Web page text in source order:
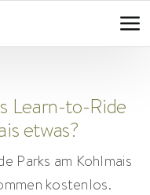
Learn-to-Ride
etwas?
Parks am Kohlmais
kostenlos.